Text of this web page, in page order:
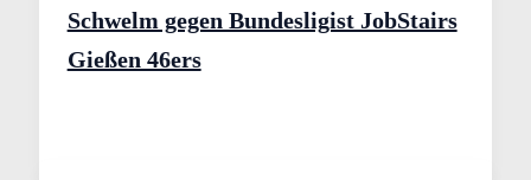
Schwelm gegen Bundesligist JobStairs
Gießen 46ers